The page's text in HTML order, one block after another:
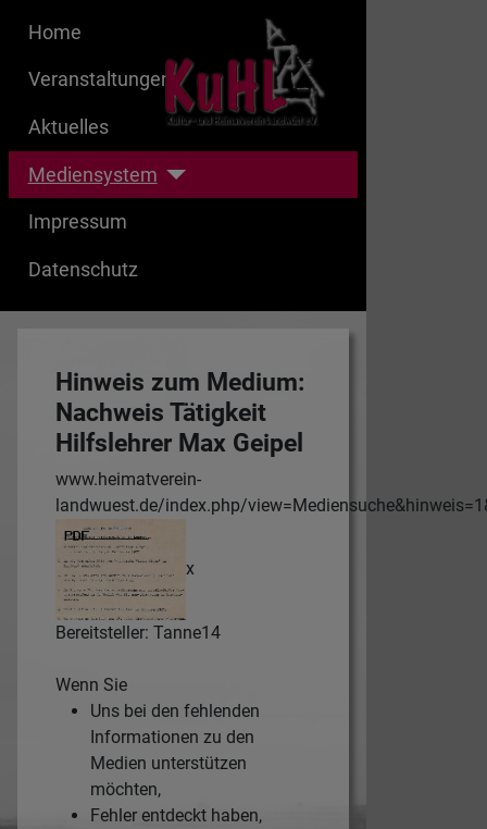
Home
Veranstaltungen
Aktuelles
Mediensystem
Impressum
Datenschutz
Hinweis zum Medium:
Nachweis Tätigkeit
Hilfslehrer Max Geipel
www.heimatverein-
landwuest.de/index.php/
x
Bereitsteller: Tanne14
Wenn Sie
Uns bei den fehlenden
Informationen zu den
Medien unterstützen
möchten,
Fehler entdeckt haben,